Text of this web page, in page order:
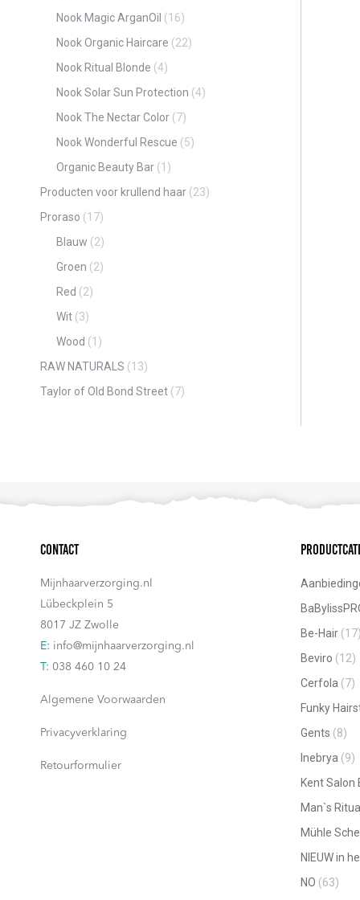
Nook Magic ArganOil (16)
Nook Organic Haircare (22)
Nook Ritual Blonde (4)
Nook Solar Sun Protection (4)
Nook The Nectar Color (7)
Nook Wonderful Rescue (5)
Organic Beauty Bar (1)
Producten voor krullend haar (23)
Proraso (17)
Blauw (2)
Groen (2)
Red (2)
Wit (3)
Wood (1)
RAW NATURALS (13)
Taylor of Old Bond Street (7)
Contact
Mijnhaarverzorging.nl
Lübeckplein 5
8017 JZ Zwolle
E: info@mijnhaarverzorging.nl
T: 038 460 10 24
Algemene Voorwaarden
Privacyverklaring
Retourformulier
Be-Hair (17)
Beviro (12)
Cerfola (7)
Funky
Gents (8)
Inebrya (9)
Kent Salon
Man`s Ritual
Mühle
NIEUW in
NO (63)